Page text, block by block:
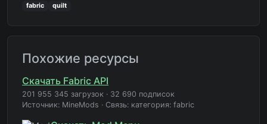
fabric quilt
Похожие ресурсы
Скачать Fabric API
201 955 345 загрузок · 32 690 подписок
Источник: MineMods · Связь: категория: fabric